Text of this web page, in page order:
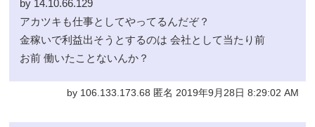
by 14.10.66.129
アカツキも仕事としてやってるんだぞ？
金稼いで利益出そうとするのは 会社として当たり前
お前 働いたことないんか？
by 106.133.173.68 匿名 2019年9月28日 8:29:02 AM